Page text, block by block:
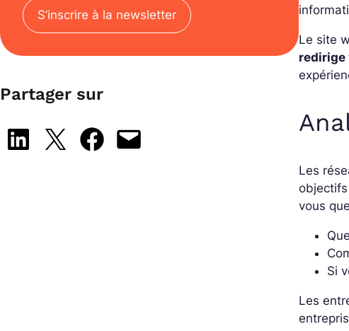
S’inscrire à la newsletter
Partager sur
Share on LinkedIn
Share on X Share on Facebook
Email this Page
Le site
redirige
Les
vous
Si
Les